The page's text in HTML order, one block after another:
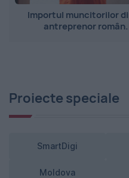
Importul muncitorilor
antreprenor
Proiecte speciale
SmartDigi
Moldova